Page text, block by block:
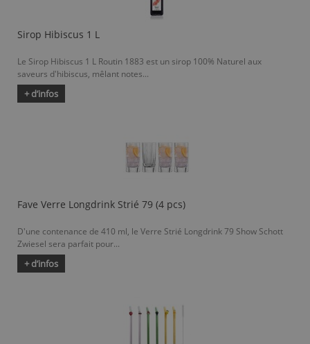
Sirop Hibiscus 1 L
Le Sirop Hibiscus 1 L Routin 1883 est un sirop 100% Naturel aux
saveurs d'hibiscus, mêlant notes...
+ d’infos
Fave Verre Longdrink Strié 79 (4 pcs)
D'une contenance de 410 ml, le Verre Strié Longdrink 79 Show Schott
Zwiesel sera parfait pour...
+ d’infos